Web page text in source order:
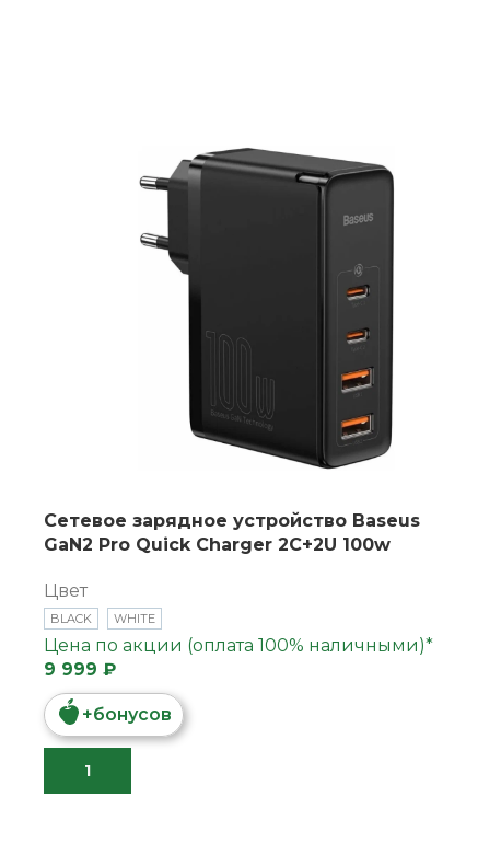
Сетевое зарядное устройство Baseus
GaN2 Pro Quick Charger 2C+2U 100w
Цвет
BLACK WHITE
Цена по акции (оплата 100% наличными)*
9 999 ₽
+бонусов
В КОРЗИНУ